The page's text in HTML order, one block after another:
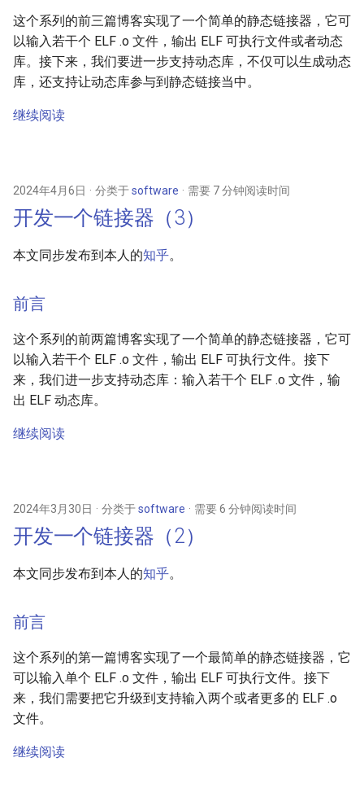
这个系列的前三篇博客实现了一个简单的静态链接器，它可
以输入若干个 ELF .o 文件，输出 ELF 可执行文件或者动态
库。接下来，我们要进一步支持动态库，不仅可以生成动态
库，还支持让动态库参与到静态链接当中。
继续阅读
2024年4月6日 分类于software 需要 7 分钟阅读时间
开发一个链接器（3）
本文同步发布到本人的知乎。
前言
这个系列的前两篇博客实现了一个简单的静态链接器，它可
以输入若干个 ELF .o 文件，输出 ELF 可执行文件。接下
来，我们进一步支持动态库：输入若干个 ELF .o 文件，输
出 ELF 动态库。
继续阅读
2024年3月30日 分类于software 需要 6 分钟阅读时间
开发一个链接器（2）
本文同步发布到本人的知乎。
前言
这个系列的第一篇博客实现了一个最简单的静态链接器，它
可以输入单个 ELF .o 文件，输出 ELF 可执行文件。接下
来，我们需要把它升级到支持输入两个或者更多的 ELF .o
文件。
继续阅读